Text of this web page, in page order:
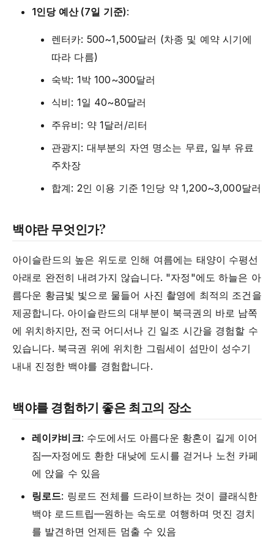
1인당 예산 (7일 기준):
렌터카: 500~1,500달러 (차종 및 예약 시기에
따라 다름)
숙박: 1박 100~300달러
식비: 1일 40~80달러
주유비: 약 1달러/리터
관광지: 대부분의 자연 명소는 무료, 일부 유료
주차장
합계: 2인 이용 기준 1인당 약 1,200~3,000달러
백야란 무엇인가?
아이슬란드의 높은 위도로 인해 여름에는 태양이 수평선
아래로 완전히 내려가지 않습니다. "자정"에도 하늘은 아
름다운 황금빛 빛으로 물들어 사진 촬영에 최적의 조건을
제공합니다. 아이슬란드의 대부분이 북극권의 바로 남쪽
에 위치하지만, 전국 어디서나 긴 일조 시간을 경험할 수
있습니다. 북극권 위에 위치한 그림세이 섬만이 성수기
내내 진정한 백야를 경험합니다.
백야를 경험하기 좋은 최고의 장소
레이캬비크: 수도에서도 아름다운 황혼이 길게 이어
짐—자정에도 환한 대낮에 도시를 걷거나 노천 카페
에 앉을 수 있음
링로드: 링로드 전체를 드라이브하는 것이 클래식한
백야 로드트립—원하는 속도로 여행하며 멋진 경치
를 발견하면 언제든 멈출 수 있음